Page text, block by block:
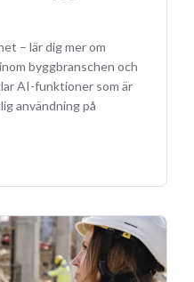
– lär dig mer om
byggbranschen och
AI-funktioner som är
användning på